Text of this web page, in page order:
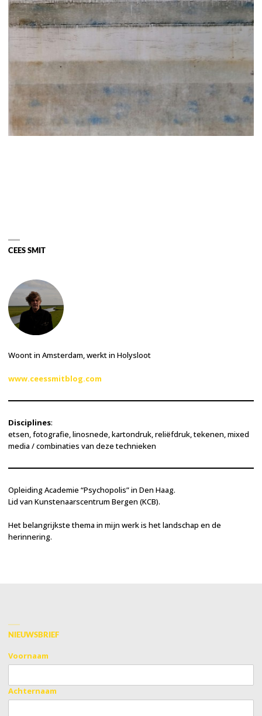
CEES SMIT
Woont in Amsterdam, werkt in Holysloot
www.ceessmitblog.com
Disciplines:
etsen, fotografie, linosnede, kartondruk, reliëfdruk, tekenen, mixed
media / combinaties van deze technieken
Opleiding Academie “Psychopolis” in Den Haag.
Lid van Kunstenaarscentrum Bergen (KCB).
Het belangrijkste thema in mijn werk is het landschap en de
herinnering.
NIEUWSBRIEF
Voornaam
Achternaam